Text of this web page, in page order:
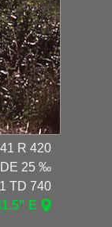
R 420
DE 25 ‰
TD 740
E